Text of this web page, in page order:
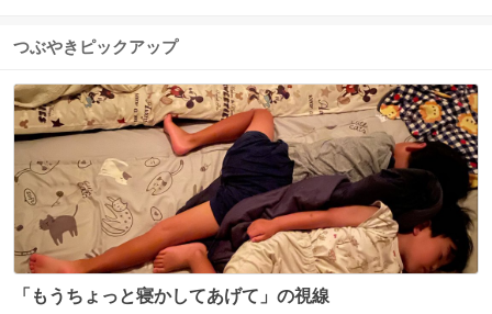
つぶやきピックアップ
「もうちょっと寝かしてあげて」の視線